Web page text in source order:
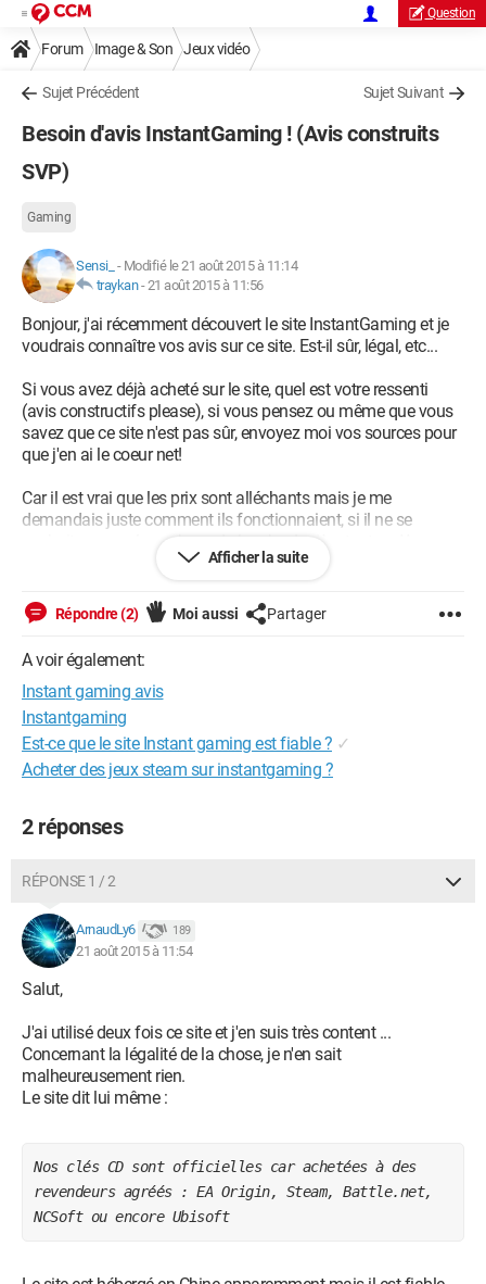
Question
Forum Image & Son Jeux vidéo
Sujet Précédent Sujet Suivant
Besoin d'avis InstantGaming ! (Avis construits
SVP)
Gaming
Sensi_ - Modifié le 21 août 2015 à 11:14
traykan-21 août 2015 à 11:56
Bonjour, j'ai récemment découvert le site InstantGaming et je
voudrais connaître vos avis sur ce site. Est-il sûr, légal, etc...
Si vous avez déjà acheté sur le site, quel est votre ressenti
(avis constructifs please), si vous pensez ou même que vous
savez que ce site n'est pas sûr, envoyez moi vos sources pour
que j'en ai le coeur net!
Car il est vrai que les prix sont alléchants mais je me
demandais juste comment ils fonctionnaient, si il ne se
cachait pas quelque chose de louche derrière tout ça ^^...
Afficher la suite
Répondre (2) Moi aussi Partager
A voir également:
Instant gaming avis
Instantgaming
Est-ce que le site Instant gaming est fiable ? ✓
Acheter des jeux steam sur instantgaming ?
2 réponses
RÉPONSE 1 / 2
ArnaudLy6 189
21 août 2015 à 11:54
Salut,
J'ai utilisé deux fois ce site et j'en suis très content ...
Concernant la légalité de la chose, je n'en sait
malheureusement rien.
Le site dit lui même :
Nos clés CD sont officielles car achetées à des
revendeurs agréés : EA Origin, Steam, Battle.net,
NCSoft ou encore Ubisoft